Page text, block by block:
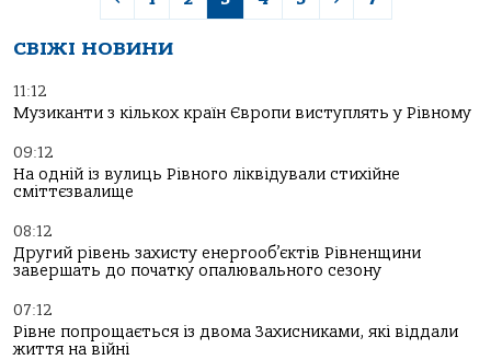
СВІЖІ НОВИНИ
11:12
Музиканти з кількох країн Європи виступлять у Рівному
09:12
На одній із вулиць Рівного ліквідували стихійне
сміттєзвалище
08:12
Другий рівень захисту енергооб’єктів Рівненщини
завершать до початку опалювального сезону
07:12
Рівне попрощається із двома Захисниками, які віддали
життя на війні